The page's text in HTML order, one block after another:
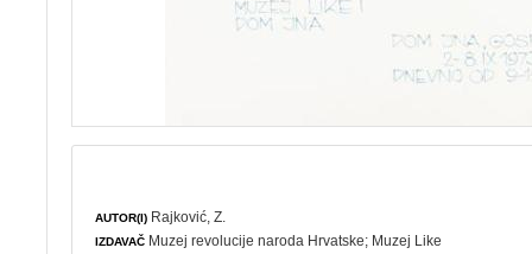
AUTOR(I) Rajković, Z.
IZDAVAČ Muzej revolucije naroda Hrvatske; Muzej Like